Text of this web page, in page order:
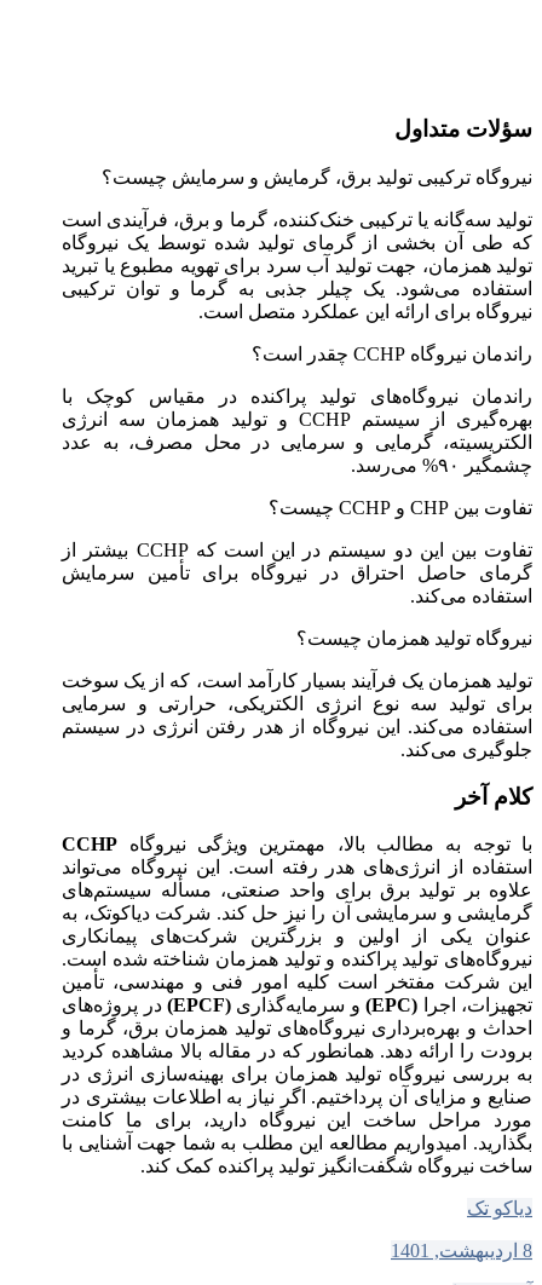
سؤلات متداول
نیروگاه ترکیبی تولید برق، گرمایش و سرمایش چیست؟
تولید سه‌گانه یا ترکیبی خنک‌کننده، گرما و برق، فرآیندی است
که طی آن بخشی از گرمای تولید شده توسط یک نیروگاه
تولید همزمان، جهت تولید آب سرد برای تهویه مطبوع یا تبرید
استفاده می‌شود. یک چیلر جذبی به گرما و توان ترکیبی
نیروگاه برای ارائه این عملکرد متصل است.
راندمان نیروگاه CCHP چقدر است؟
راندمان نیروگاه‌های تولید پراکنده در مقیاس کوچک با
بهره‌گیری از سیستم CCHP و تولید همزمان سه انرژی
الکتریسیته، گرمایی و سرمایی در محل مصرف، به عدد
چشمگیر ۹۰% می‌رسد.
تفاوت بین CHP و CCHP چیست؟
تفاوت بین این دو سیستم در این است که CCHP بیشتر از
گرمای حاصل احتراق در نیروگاه برای تأمین سرمایش
استفاده می‌کند.
نیروگاه تولید همزمان چیست؟
تولید همزمان یک فرآیند بسیار کارآمد است، که از یک سوخت
برای تولید سه نوع انرژی الکتریکی، حرارتی و سرمایی
استفاده می‌کند. این نیروگاه از هدر رفتن انرژی در سیستم
جلوگیری می‌کند.
کلام آخر
با توجه به مطالب بالا، مهمترین ویژگی نیروگاه
استفاده از انرژی‌های هدر رفته است. این نیروگاه می‌تواند
علاوه بر تولید برق برای واحد صنعتی، مسأله سیستم‌های
گرمایشی و سرمایشی آن را نیز حل کند. شرکت دیاکوتک، به
عنوان یکی از اولین و بزرگترین شرکت‌های پیمانکاری
نیروگاه‌های تولید پراکنده و تولید همزمان شناخته شده است.
این شرکت مفتخر است کلیه امور فنی و مهندسی، تأمین
تجهیزات، اجرا (EPC) و سرمایه‌گذاری (EPCF)
در پروژه‌های
احداث و بهره‌برداری نیروگاه‌های تولید همزمان برق، گرما و
برودت را ارائه دهد. همانطور که در مقاله بالا مشاهده کردید
به بررسی نیروگاه تولید همزمان برای بهینه‌سازی انرژی در
صنایع و مزایای آن پرداختیم. اگر نیاز به اطلاعات بیشتری در
مورد مراحل ساخت این نیروگاه دارید، برای ما کامنت
بگذارید. ‌امیدواریم مطالعه این مطلب به شما جهت آشنایی با
ساخت نیروگاه شگفت‌انگیز تولید پراکنده کمک کند.
دیاکو تک
8 اردیبهشت, 1401